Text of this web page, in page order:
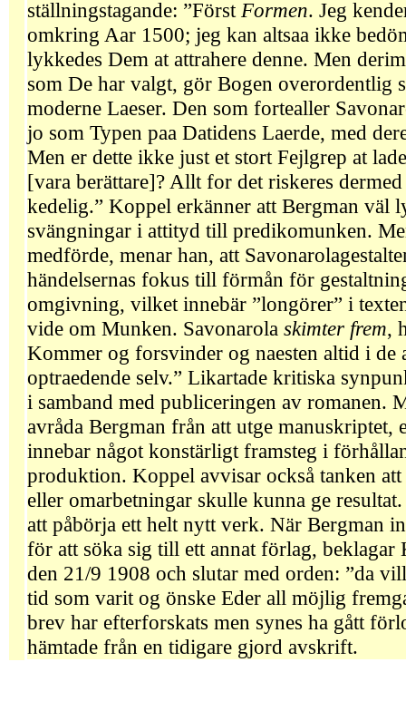
ställningstagande: ”FörstFormen. Jeg
omkring Aar 1500; jeg kan altsaa ikke
lykkedes Dem at attrahere denne. Men
som De har valgt, gör Bogen overordentlig
moderne Laeser. Den som fortealler
jo som Typen paa Datidens Laerde, med
Men er dette ikke just et stort Fejlgrep at
[vara berättare]? Allt for det riskeres
kedelig.” Koppel erkänner att Bergman väl
svängningar i attityd till predikomunken.
medförde, menar han, att
händelsernas fokus till förmån för
omgivning, vilket innebär ”longörer” i
vide om Munken. Savonarola skimter frem,
Kommer og forsvinder og naesten altid i de
optraedende selv.” Likartade kritiska
i samband med publiceringen av romanen.
avråda Bergman från att utge manuskriptet,
innebar något konstärligt framsteg i
produktion. Koppel avvisar också tanken
eller omarbetningar skulle kunna ge
att påbörja ett helt nytt verk. När Bergman
för att söka sig till ett annat förlag, beklagar
den 21/9 1908 och slutar med orden: ”da
tid som varit og önske Eder all möjlig
brev har efterforskats men synes ha gått
hämtade från en tidigare gjord avskrift.